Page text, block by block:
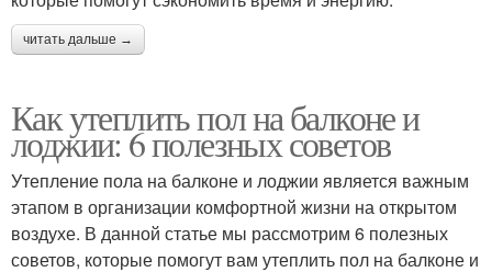
читать дальше →
Как утеплить пол на балконе и
лоджии: 6 полезных советов
Утепление пола на балконе и лоджии является важным
этапом в организации комфортной жизни на открытом
воздухе. В данной статье мы рассмотрим 6 полезных
советов, которые помогут вам утеплить пол на балконе и